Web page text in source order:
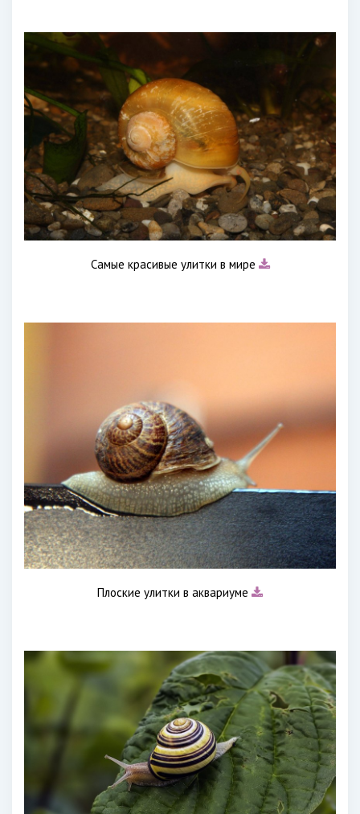
Самые красивые улитки в мире
Плоские улитки в аквариуме